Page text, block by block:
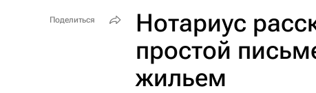
Нотариус
простой
жильем
Поделиться